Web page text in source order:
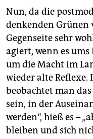
Nun, da die
denkenden Grünen
Gegenseite sehr
agiert, wenn es
um die Macht im
wieder alte
beobachtet man
sein, in der
werden“, hieß es –
bleiben und sich